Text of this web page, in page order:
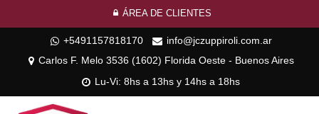
ÁREA DE CLIENTES
+5491157818170
info@jczuppiroli.com.ar
Carlos F. Melo 3536 (1602) Florida Oeste - Buenos Aires
Lu-Vi: 8hs a 13hs y 14hs a 18hs